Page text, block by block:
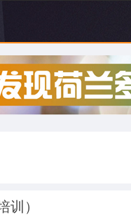
训）